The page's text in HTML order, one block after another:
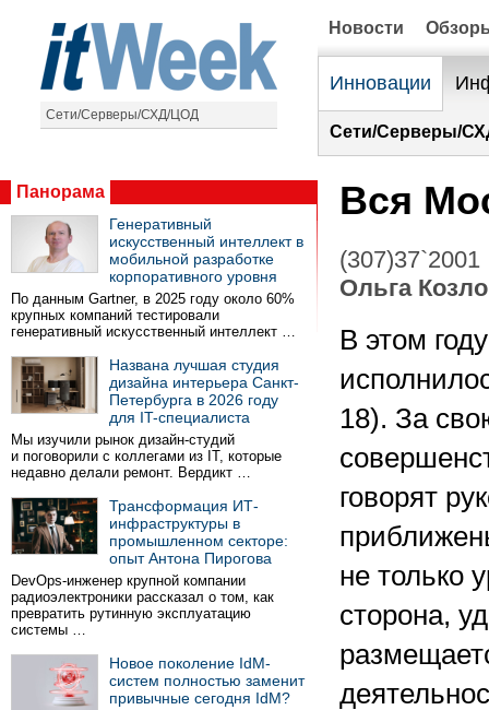
Сети/Серверы/СХД/ЦОД
Новости
Инновации
Сети/Серверы/
Панорама
Генеративный
искусственный интеллект в
мобильной разработке
корпоративного уровня
По данным Gartner, в 2025 году около 60%
крупных компаний тестировали
генеративный искусственный интеллект …
Названа лучшая студия
дизайна интерьера Санкт-
Петербурга в 2026 году
для IT-специалиста
Мы изучили рынок дизайн-студий
и поговорили с коллегами из IT, которые
недавно делали ремонт. Вердикт …
Трансформация ИТ-
инфраструктуры в
промышленном секторе:
опыт Антона Пирогова
DevOps-инженер крупной компании
радиоэлектроники рассказал о том, как
превратить рутинную эксплуатацию
системы …
Новое поколение IdM-
систем полностью заменит
привычные сегодня IdM?
Вся
(307)37`2001
Ольга
В этом
18). За
говорят
не только
сторона,